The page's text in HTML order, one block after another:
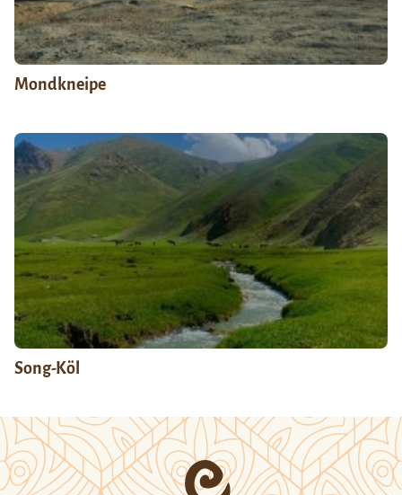
Mondkneipe
Song-Köl